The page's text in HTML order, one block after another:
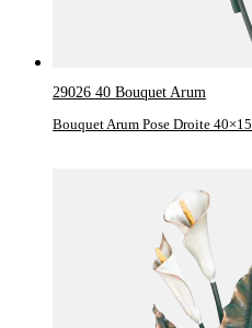
29026 40 Bouquet Arum
Bouquet Arum Pose Droite 40×15